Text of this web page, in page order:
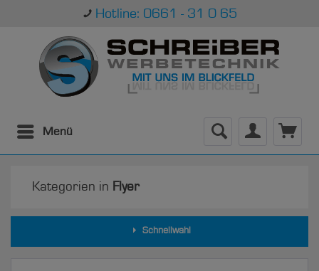
Hotline: 0661 - 31 0 65
Menü
Kategorien in Flyer
Schnellwahl